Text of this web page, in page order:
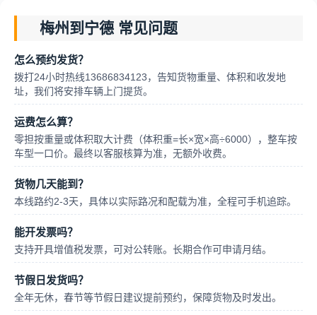
梅州到宁德 常见问题
怎么预约发货？
拨打24小时热线13686834123，告知货物重量、体积和收发地
址，我们将安排车辆上门提货。
运费怎么算？
零担按重量或体积取大计费（体积重=长×宽×高÷6000），整车按
车型一口价。最终以客服核算为准，无额外收费。
货物几天能到？
本线路约2-3天，具体以实际路况和配载为准，全程可手机追踪。
能开发票吗？
支持开具增值税发票，可对公转账。长期合作可申请月结。
节假日发货吗？
全年无休，春节等节假日建议提前预约，保障货物及时发出。